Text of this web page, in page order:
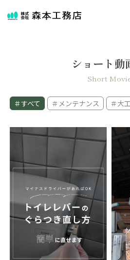
ショート動
Short
＃すべて ＃メンテナンス ＃大